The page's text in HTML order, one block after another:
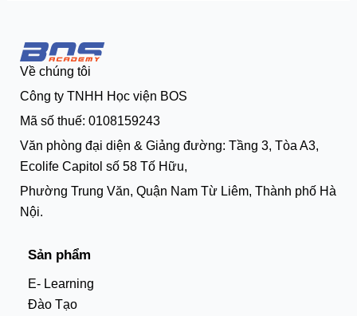
Về chúng tôi
Công ty TNHH Học viện BOS
Mã số thuế: 0108159243
Văn phòng đại diện & Giảng đường: Tầng 3, Tòa A3,
Ecolife Capitol số 58 Tố Hữu,
Phường Trung Văn, Quận Nam Từ Liêm, Thành phố Hà
Nội.
Sản phẩm
E- Learning
Đào Tạo